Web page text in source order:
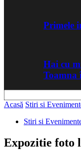
Primele
Hai cu
Acasă Stiri si
Stiri si
Expozitie foto